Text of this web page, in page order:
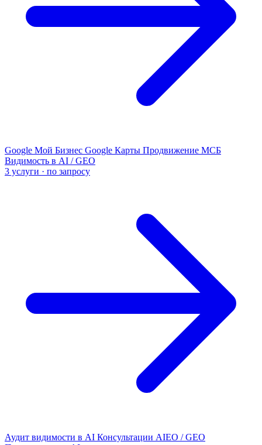
Google Мой Бизнес Google Карты Продвижение МСБ
Видимость в AI / GEO
3 услуги · по запросу
Аудит видимости в AI Консультации AIEO / GEO